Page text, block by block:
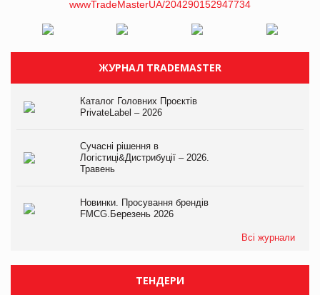
ЖУРНАЛ TRADEMASTER
Каталог Головних Проєктів
PrivateLabel – 2026
Сучасні рішення в
Логістиці&Дистрибуції – 2026.
Травень
Новинки. Просування брендів
FMCG.Березень 2026
Всі журнали
ТЕНДЕРИ